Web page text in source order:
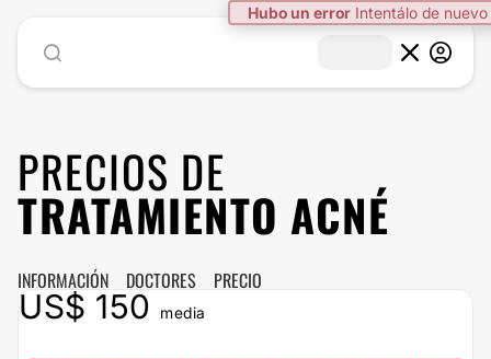
Hubo un error Intentálo de nuevo
PRECIOS DE
TRATAMIENTO ACNÉ
INFORMACIÓN DOCTORES PRECIO
US$ 150 media